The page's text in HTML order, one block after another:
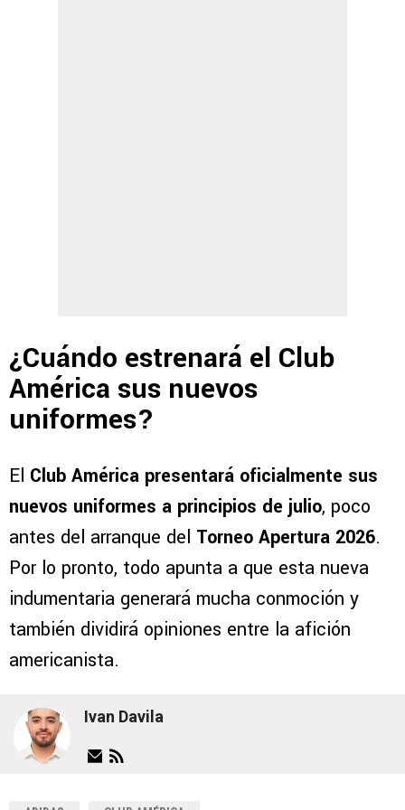
¿Cuándo estrenará el Club
América sus nuevos
uniformes?
El Club América presentará oficialmente sus
nuevos uniformes a principios de julio, poco
antes del arranque del Torneo Apertura 2026.
Por lo pronto, todo apunta a que esta nueva
indumentaria generará mucha conmoción y
también dividirá opiniones entre la afición
americanista.
Ivan Davila